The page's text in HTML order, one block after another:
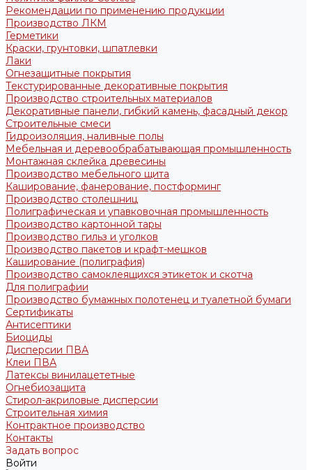
Рекомендации по применению продукции
Производство ЛКМ
Герметики
Краски, грунтовки, шпатлевки
Лаки
Огнезащитные покрытия
Текстурированные декоративные покрытия
Производство строительных материалов
Декоративные панели, гибкий камень, фасадный декор
Строительные смеси
Гидроизоляция, наливные полы
Мебельная и деревообрабатывающая промышленность
Монтажная склейка древесины
Производство мебельного щита
Каширование, фанерование, постформинг
Производство столешниц
Полиграфическая и упавковочная промышленность
Производство картонной тары
Производство гильз и уголков
Производство пакетов и крафт-мешков
Каширование (полиграфия)
Производство самоклеящихся этикеток и скотча
Для полиграфии
Производство бумажных полотенец и туалетной бумаги
Сертификаты
Антисептики
Биоциды
Дисперсии ПВА
Клеи ПВА
Латексы винилацететные
Огнебиозащита
Стирол-акриловые дисперсии
Строительная химия
Контрактное производство
Контакты
Задать вопрос
Войти